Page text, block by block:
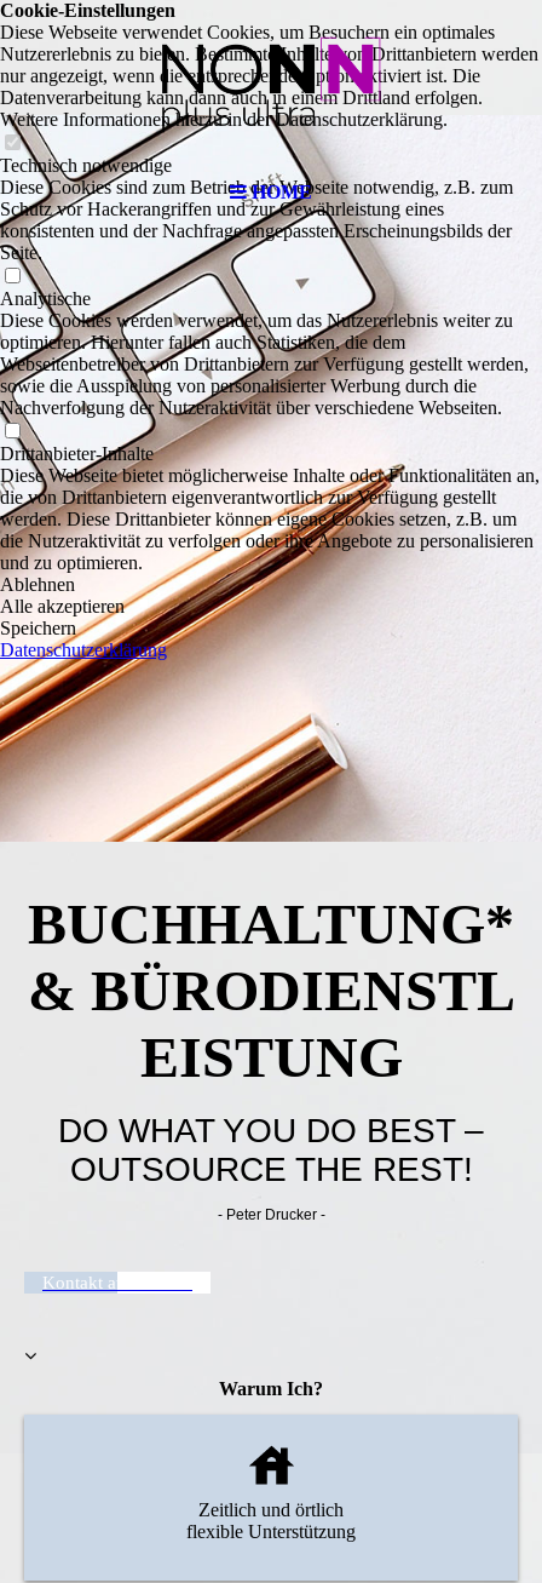
HOME
BUCHHALTUNG*
& BÜRODIENSTL
EISTUNG
DO WHAT YOU DO BEST –
OUTSOURCE THE REST!
- Peter Drucker -
Kontakt aufnehmen
Warum Ich?
Zeitlich und örtlich
flexible Unterstützung
Cookie-Einstellungen
Diese Webseite verwendet Cookies, um Besuchern ein optimales
Nutzererlebnis zu bieten. Bestimmte Inhalte von Drittanbietern werden
nur angezeigt, wenn die entsprechende Option aktiviert ist. Die
Datenverarbeitung kann dann auch in einem Drittland erfolgen.
Weitere Informationen hierzu in der Datenschutzerklärung.
Technisch notwendige
Diese Cookies sind zum Betrieb der Webseite notwendig, z.B. zum
Schutz vor Hackerangriffen und zur Gewährleistung eines
konsistenten und der Nachfrage angepassten Erscheinungsbilds der
Seite.
Analytische
Diese Cookies werden verwendet, um das Nutzererlebnis weiter zu
optimieren. Hierunter fallen auch Statistiken, die dem
Webseitenbetreiber von Drittanbietern zur Verfügung gestellt werden,
sowie die Ausspielung von personalisierter Werbung durch die
Nachverfolgung der Nutzeraktivität über verschiedene Webseiten.
Drittanbieter-Inhalte
Diese Webseite bietet möglicherweise Inhalte oder Funktionalitäten an,
die von Drittanbietern eigenverantwortlich zur Verfügung gestellt
werden. Diese Drittanbieter können eigene Cookies setzen, z.B. um
die Nutzeraktivität zu verfolgen oder ihre Angebote zu personalisieren
und zu optimieren.
Ablehnen
Alle akzeptieren
Speichern
Datenschutzerklärung